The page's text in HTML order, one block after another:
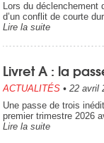
Lors du déclenchement
d’un conflit de courte
Lire la suite
Livret A : la
ACTUALITÉS • 22 avril
Une passe de trois
premier trimestre 2026
Lire la suite